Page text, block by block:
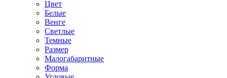
Цвет
Белые
Венге
Светлые
Темные
Размер
Малогабаритные
Форма